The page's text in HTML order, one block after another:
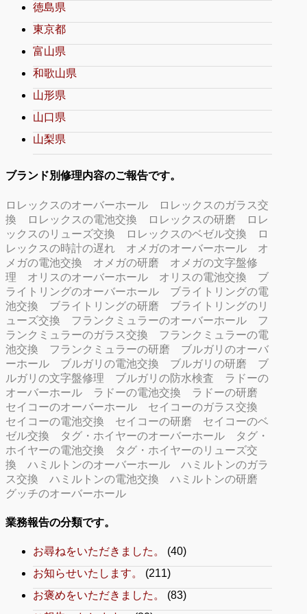
徳島県
東京都
富山県
和歌山県
山形県
山口県
山梨県
ブランド別修理内容のご報告です。
ロレックスのオーバーホール
ロレックスのガラス交
換
ロレックスの電池交換 ロレックスの研磨
ロレ
ックスのリューズ交換
ロレックスのベゼル交換
ロ
レックスの時計の遅れ
オメガのオーバーホール
オ
メガの電池交換
オメガの研磨
オメガの文字盤修
理
オリスのオーバーホール オリスの電池交換
ブ
ライトリングのオーバーホール
ブライトリングの電
池交換
ブライトリングの研磨
ブライトリングのリ
ューズ交換
フランクミュラーのオーバーホール
フ
ランクミュラーのガラス交換
フランクミュラーの電
池交換
フランクミュラーの研磨
ブルガリのオーバ
ーホール
ブルガリの電池交換 ブルガリの研磨
ブ
ルガリの文字盤修理
ブルガリの防水検査
ラドーの
オーバーホール
ラドーの電池交換
ラドーの研磨
セイコーのオーバーホール
セイコーのガラス交換
セイコーの電池交換
セイコーの研磨
セイコーのベ
ゼル交換
タグ・ホイヤーのオーバーホール
タグ・
ホイヤーの電池交換
タグ・ホイヤーのリューズ交
換
ハミルトンのオーバーホール
ハミルトンのガラ
ス交換
ハミルトンの電池交換
ハミルトンの研磨
グッチのオーバーホール
業務報告の分類です。
お尋ねをいただきました。
(40)
お知らせいたします。
(211)
お褒めをいただきました。
(83)